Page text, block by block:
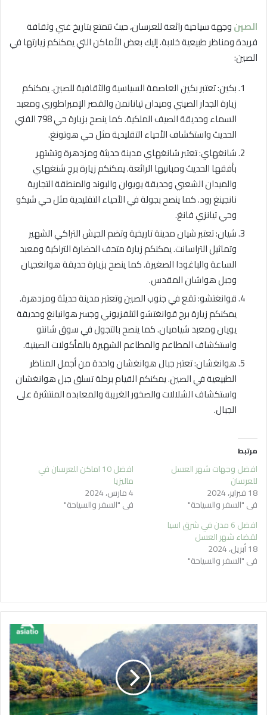
الصينوجهة سياحية رائعة للعرسان، حيث تتمتع بتاريخ غني وثقافة
فريدة ومناظر طبيعية خلابة. إليك بعض الأماكن التي يمكنكم زيارتها في
الصين:
بكين: تعتبر بكين العاصمة السياسية والثقافية للصين. يمكنكم
زيارة الجدار الصيني وميدان تيانانمن والقصر الإمبراطوري ومعبد
السماء وحديقة الصيف الملكية. كما ينصح بزيارة حي 798 الفني
الحديث واستكشاف الأحياء التقليدية مثل حي هوتونغ.
شانغهاي: تعتبر شانغهاي مدينة حديثة ومزدهرة وتشتهر
بأفقها الحديث ومبانيها الرائعة. يمكنكم زيارة برج شنغهاي
والميدان الشعبي وحديقة يويوان والبوند والمنطقة التجارية
نانجينغ رود. كما ينصح بجولة في الأحياء التقليدية مثل حي شيكو
وحي تيانزي فانغ.
شيان: تعتبر شيان مدينة تاريخية وتضم الجيش التراكي الشهير
وتماثيل التراسانت. يمكنكم زيارة متحف الحضارة التراكية ومعبد
الساعة والباغودا الصغيرة. كما ينصح بزيارة حديقة هوانغجيان
وجبل هواشان المقدس.
قوانغتشو: تقع في جنوب الصين وتعتبر مدينة حديثة ومزدهرة.
يمكنكم زيارة برج قوانغتشو التلفزيوني وجسر هوانيانغ وحديقة
يويان ومعبد شياميان. كما ينصح بالتجول في سوق شانتو
واستكشاف المطاعم والمطاعم الشهيرة بالمأكولات الصينية.
هوانغشان: تعتبر جبال هوانغشان واحدة من أجمل المناظر
الطبيعية في الصين. يمكنكم القيام برحلة تسلق جبل هوانغشان
واستكشاف الشلالات والصخور الغريبة والمعابده المنتشرة على
الجبال.
مرتبط
افضل وجهات شهر العسل
للعرسان
18 فبراير، 2024
في "السفر والسياحة"
افضل 10 اماكن للعرسان في
ماليزيا
4 مارس، 2024
في "السفر والسياحة"
افضل 6 مدن في شرق اسيا
لقضاء شهر العسل
18 أبريل، 2024
في "السفر والسياحة"